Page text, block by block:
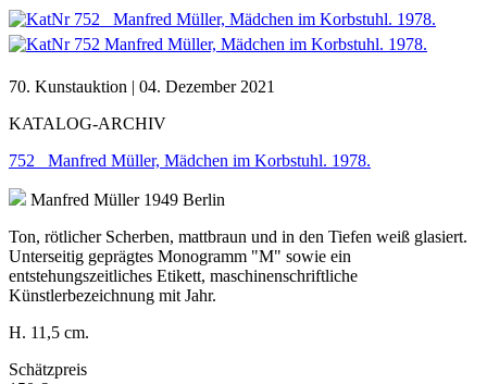
70. Kunstauktion | 04. Dezember 2021
KATALOG-ARCHIV
752 Manfred Müller, Mädchen im Korbstuhl. 1978.
Manfred Müller 1949 Berlin
Ton, rötlicher Scherben, mattbraun und in den Tiefen weiß glasiert.
Unterseitig geprägtes Monogramm "M" sowie ein
entstehungszeitliches Etikett, maschinenschriftliche
Künstlerbezeichnung mit Jahr.
H. 11,5 cm.
Schätzpreis